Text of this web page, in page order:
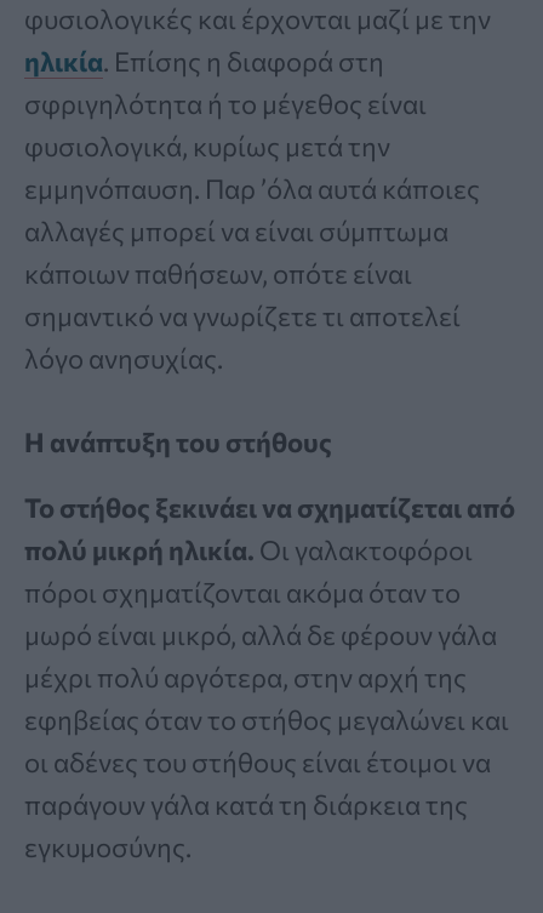
φυσιολογικές και έρχονται μαζί με την
ηλικία. Επίσης η διαφορά στη
σφριγηλότητα ή το μέγεθος είναι
φυσιολογικά, κυρίως μετά την
εμμηνόπαυση. Παρ ’όλα αυτά κάποιες
αλλαγές μπορεί να είναι σύμπτωμα
κάποιων παθήσεων, οπότε είναι
σημαντικό να γνωρίζετε τι αποτελεί
λόγο ανησυχίας.
Η ανάπτυξη του στήθους
Το στήθος ξεκινάει να σχηματίζεται από
πολύ μικρή ηλικία. Οι γαλακτοφόροι
πόροι σχηματίζονται ακόμα όταν το
μωρό είναι μικρό, αλλά δε φέρουν γάλα
μέχρι πολύ αργότερα, στην αρχή της
εφηβείας όταν το στήθος μεγαλώνει και
οι αδένες του στήθους είναι έτοιμοι να
παράγουν γάλα κατά τη διάρκεια της
εγκυμοσύνης.